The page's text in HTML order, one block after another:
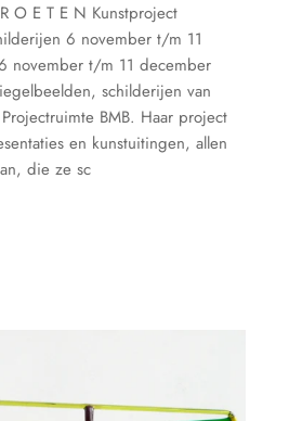
O E T E N Kunstproject
6 november t/m 11
november t/m 11 december
schilderijen van
BMB. Haar project
en kunstuitingen, allen
die ze sc